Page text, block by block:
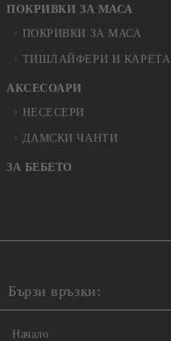
ПОКРИВКИ ЗА МАСА
ПОКРИВКИ ЗА МАСА
ТИШЛАЙФЕРИ И КАРЕТА
АКСЕСОАРИ
НЕСЕСЕРИ
ДАМСКИ ЧАНТИ
ЗА БЕБЕТО
Бързи връзки:
Начало